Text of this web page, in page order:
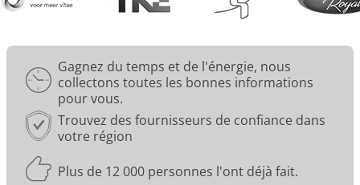
gratuit et sans engagement
✓Recevez plusieurs devis
✓Gratuit, sans engagement et indépendant
Gagnez du temps et de l'énergie, nous
collectons toutes les bonnes informations
pour vous.
Trouvez des fournisseurs de confiance dans
votre région
Plus de 12 000 personnes l'ont déjà fait.